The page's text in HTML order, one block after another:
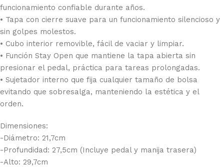
funcionamiento confiable durante años.
• Tapa con cierre suave para un funcionamiento silencioso y
sin golpes molestos.
• Cubo interior removible, fácil de vaciar y limpiar.
• Función Stay Open que mantiene la tapa abierta sin
presionar el pedal, práctica para tareas prolongadas.
• Sujetador interno que fija cualquier tamaño de bolsa
evitando que sobresalga, manteniendo la estética y el
orden.
Dimensiones:
-Diámetro: 21,7cm
-Profundidad: 27,5cm (Incluye pedal y manija trasera)
-Alto: 29,7cm